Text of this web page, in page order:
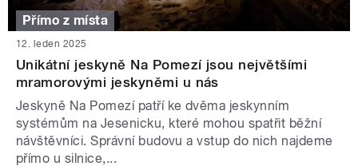
Přímo z místa
12. leden 2025
Unikátní jeskyně Na Pomezí jsou největšími
mramorovými jeskyněmi u nás
Jeskyně Na Pomezí patří ke dvěma jeskynním
systémům na Jesenicku, které mohou spatřit běžní
návštěvníci. Správní budovu a vstup do nich najdeme
přímo u silnice,...